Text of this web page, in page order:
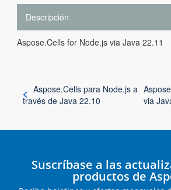
Descripción
Aspose.Cells for Node.js via Java 22.11
Aspose.Cells para Node.js a
través de Java 22.10
via
Suscríbase a las
productos de